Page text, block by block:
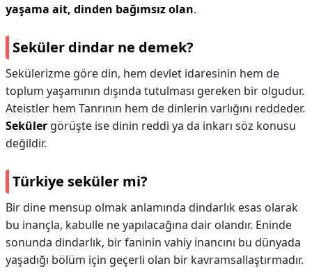
yaşama ait, dinden bağımsız olan.
Seküler dindar ne demek?
Sekülerizme göre din, hem devlet idaresinin hem de
toplum yaşamının dışında tutulması gereken bir olgudur.
Ateistler hem Tanrının hem de dinlerin varlığını reddeder.
Seküler görüşte ise dinin reddi ya da inkarı söz konusu
değildir.
Türkiye seküler mi?
Bir dine mensup olmak anlamında dindarlık esas olarak
bu inançla, kabulle ne yapılacağına dair olandır. Eninde
sonunda dindarlık, bir faninin vahiy inancını bu dünyada
yaşadığı bölüm için geçerli olan bir kavramsallaştırmadır.